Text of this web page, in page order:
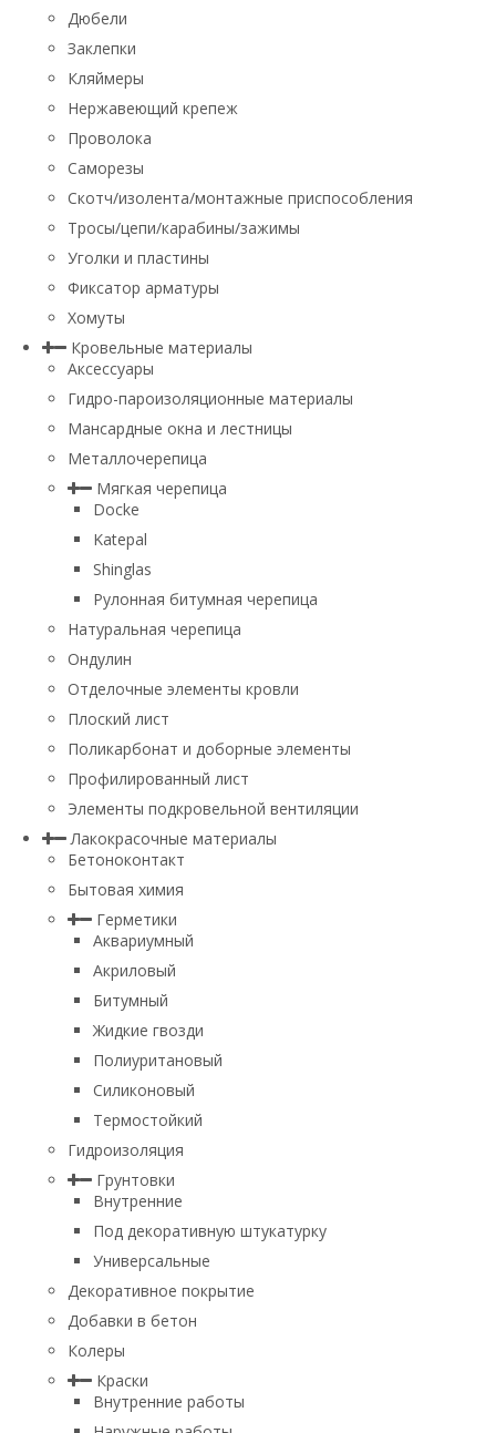
Дюбели
Заклепки
Кляймеры
Нержавеющий крепеж
Проволока
Саморезы
Скотч/изолента/монтажные приспособления
Тросы/цепи/карабины/зажимы
Уголки и пластины
Фиксатор арматуры
Хомуты
Кровельные материалы
Аксессуары
Гидро-пароизоляционные материалы
Мансардные окна и лестницы
Металлочерепица
Мягкая черепица
Docke
Katepal
Shinglas
Рулонная битумная черепица
Натуральная черепица
Ондулин
Отделочные элементы кровли
Плоский лист
Поликарбонат и доборные элементы
Профилированный лист
Элементы подкровельной вентиляции
Лакокрасочные материалы
Бетоноконтакт
Бытовая химия
Герметики
Аквариумный
Акриловый
Битумный
Жидкие гвозди
Полиуритановый
Силиконовый
Термостойкий
Гидроизоляция
Грунтовки
Внутренние
Под декоративную штукатурку
Универсальные
Декоративное покрытие
Добавки в бетон
Колеры
Краски
Внутренние работы